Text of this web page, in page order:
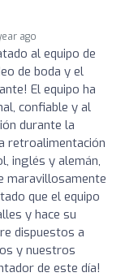
ago
al equipo de
de boda y el
El equipo ha
confiable y al
durante la
retroalimentación
inglés y alemán,
maravillosamente
que el equipo
y hace su
dispuestos a
y nuestros
de este día!